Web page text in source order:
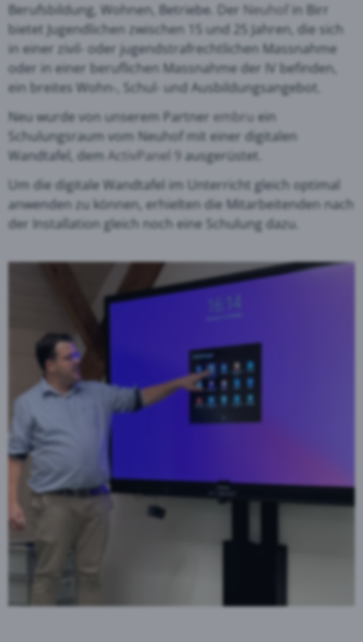
Berufsbildung, Wohnen, Betriebe. Der Neuhof in Birr
bietet Jugendlichen zwischen 15 und 25 Jahren, die sich
in einer zivil- oder jugendstrafrechtlichen Massnahme
oder in einer beruflichen Massnahme der IV befinden,
ein breites Wohn-, Schul- und Ausbildungsangebot.
Neu wurde von unserem Partner embru ein
Schulungsraum vom Neuhof mit einer digitalen
Wandtafel, dem ActivPanel 9
ausgerüstet.
Um die digitale Wandtafel im Unterricht gleich optimal
anwenden zu können, erhielten die Mitarbeitenden nach
der Installation gleich noch eine Schulung dazu.